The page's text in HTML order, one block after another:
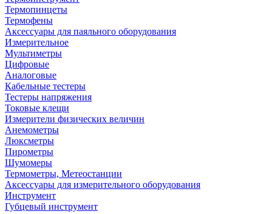
Термопинцеты
Термофены
Аксессуары для паяльного оборудования
Измерительное
Мультиметры
Цифровые
Аналоговые
Кабельные тестеры
Тестеры напряжения
Токовые клещи
Измерители физических величин
Анемометры
Люксметры
Пирометры
Шумомеры
Термометры, Метеостанции
Аксессуары для измерительного оборудования
Инструмент
Губцевый инструмент